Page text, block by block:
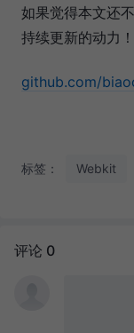
如果觉得本文还
持续更新的动力！
github.com/
标签： Webkit
评论 0